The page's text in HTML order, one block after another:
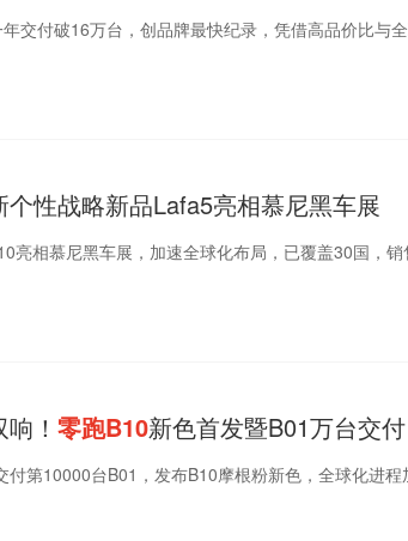
交付破16万台，创品牌最快纪录，凭借高品价比与全
个性战略新品Lafa5亮相慕尼黑车展
亮相慕尼黑车展，加速全球化布局，已覆盖30国，销
！ 零跑B10新色首发暨B01万台交付
付第10000台B01，发布B10摩根粉新色，全球化进